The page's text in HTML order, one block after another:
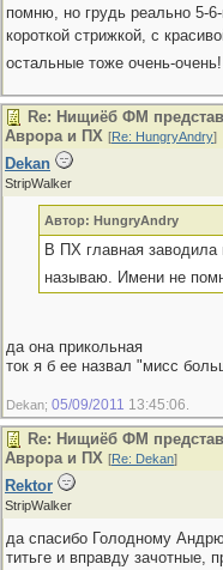
помню, но грудь реально 5-
короткой стрижкой, с
остальные тоже очень-очень!
Re: Нищиёб ФМ
Аврора и ПХ [Re: HungryAndry]
Dekan
StripWalker
Автор: HungryAndry
В ПХ главная
называю. Имени не
да она прикольная
ток я б ее назвал "мисс
Dekan; 05/09/2011 13:45:06
Re: Нищиёб ФМ
Аврора и ПХ [Re: Dekan]
Rektor
StripWalker
да спасибо Голодному
титьге и вправду зачотные,